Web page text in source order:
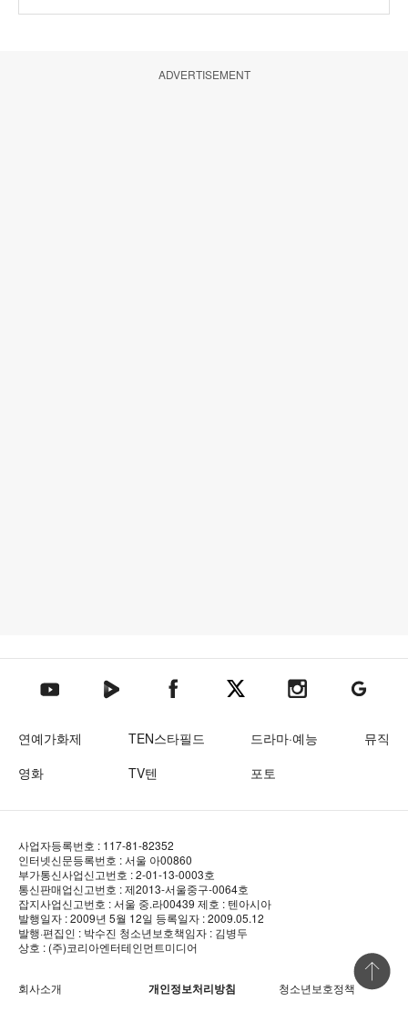
ADVERTISEMENT
텐아시아 유튜브텐아시아 네이버TV텐아시아 페이스북텐아시아 엑스텐아시아 인스타그램
텐아시아
연예가화제 TEN스타필드 드라마·예능
뮤직
영화
TV텐 포토
사업자등록번호 : 117-81-82352
인터넷신문등록번호 : 서울 아00860
부가통신사업신고번호 : 2-01-13-0003호
통신판매업신고번호 : 제2013-서울중구-0064호
잡지사업신고번호 : 서울 중.라00439 제호 : 텐아시아
발행일자 : 2009년 5월 12일 등록일자 : 2009.05.12
발행·편집인 : 박수진 청소년보호책임자 : 김병두
상호 : (주)코리아엔터테인먼트미디어
회사소개 개인정보처리방침
청소년보호정책
상단 바로